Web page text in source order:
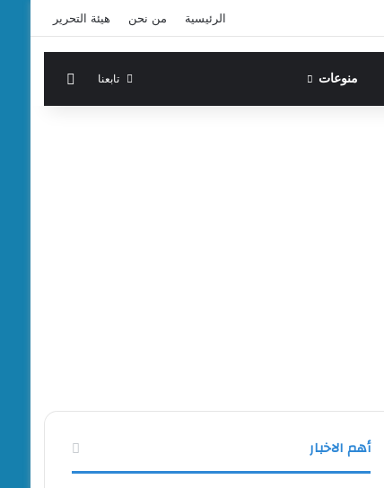
الرئيسية من نحن هيئة التحرير
منوعات تابعنا
أهم الاخبار